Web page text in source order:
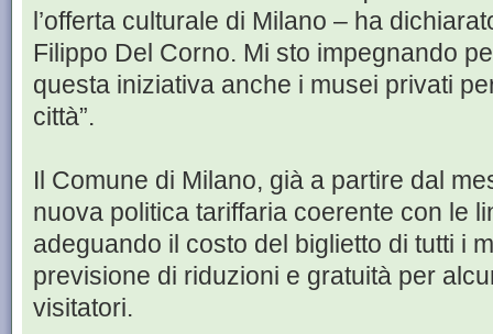
l’offerta culturale di Milano – ha
Filippo Del Corno. Mi sto impegnando
questa iniziativa anche i musei privati
città”.
Il Comune di Milano, già a partire dal
nuova politica tariffaria coerente con le
adeguando il costo del biglietto di tutti i
previsione di riduzioni e gratuità per
visitatori.